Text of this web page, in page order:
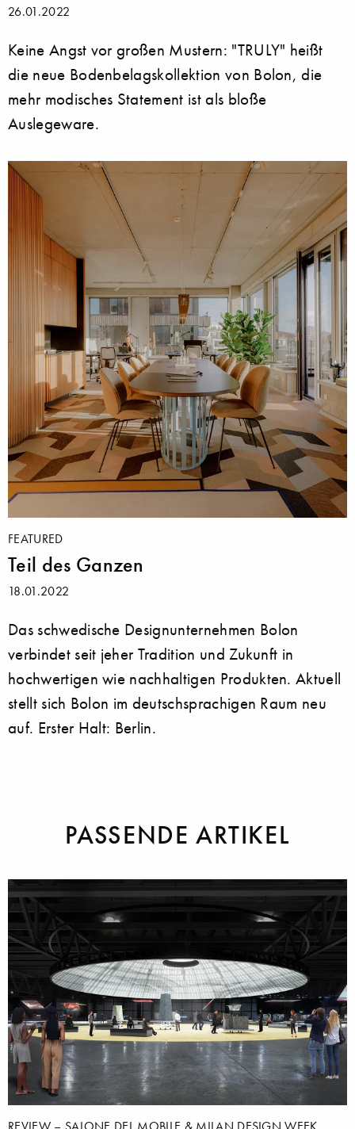
26.01.2022
Keine Angst vor großen Mustern: "TRULY" heißt
die neue Bodenbelagskollektion von Bolon, die
mehr modisches Statement ist als bloße
Auslegeware.
FEATURED
Teil des Ganzen
18.01.2022
Das schwedische Designunternehmen Bolon
verbindet seit jeher Tradition und Zukunft in
hochwertigen wie nachhaltigen Produkten. Aktuell
stellt sich Bolon im deutschsprachigen Raum neu
auf. Erster Halt: Berlin.
PASSENDE ARTIKEL